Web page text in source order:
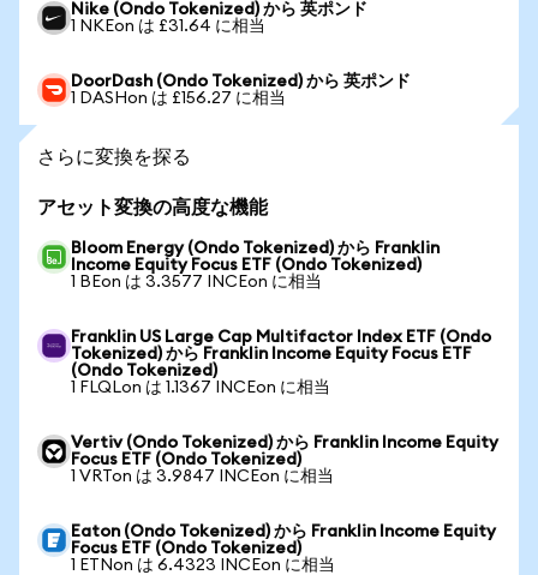
Nike (Ondo Tokenized) から 英ポンド
1 NKEon は £31.64 に相当
DoorDash (Ondo Tokenized) から 英ポンド
1 DASHon は £156.27 に相当
さらに変換を探る
アセット変換の高度な機能
Bloom Energy (Ondo Tokenized) から Franklin
Income Equity Focus ETF (Ondo Tokenized)
1 BEon は 3.3577 INCEon に相当
Franklin US Large Cap Multifactor Index ETF (Ondo
Tokenized) から Franklin Income Equity Focus ETF
(Ondo Tokenized)
1 FLQLon は 1.1367 INCEon に相当
Vertiv (Ondo Tokenized) から Franklin Income Equity
Focus ETF (Ondo Tokenized)
1 VRTon は 3.9847 INCEon に相当
Eaton (Ondo Tokenized) から Franklin Income Equity
Focus ETF (Ondo Tokenized)
1 ETNon は 6.4323 INCEon に相当